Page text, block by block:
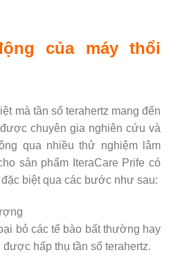
của máy thổi
mà tần số terahertz mang đến
chuyên gia nghiên cứu và
qua nhiều thử nghiệm lâm
sản phẩm IteraCare Prife có
biệt qua các bước như sau:
bỏ các tế bào bất thường hay
hấp thụ tần số terahertz.